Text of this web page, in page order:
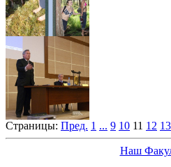
Страницы: Пред. 1 ... 9 10 11 12 13
Наш